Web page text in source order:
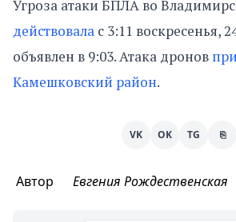
Угроза атаки БПЛА во
действовала с 3:11 воскресенья,
объявлен в 9:03. Атака дронов
Камешковский район.
VK OK TG ⎘
Автор Евгения Рождественская